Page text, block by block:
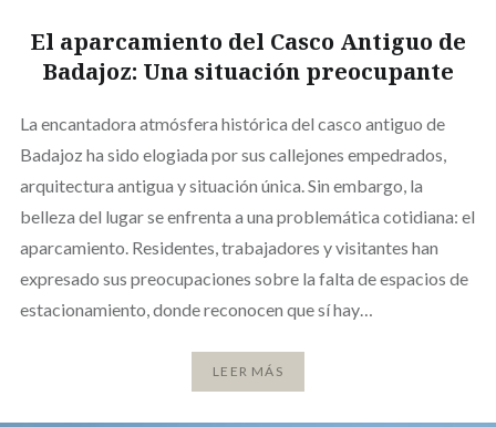
El aparcamiento del Casco Antiguo de
Badajoz: Una situación preocupante
La encantadora atmósfera histórica del casco antiguo de
Badajoz ha sido elogiada por sus callejones empedrados,
arquitectura antigua y situación única. Sin embargo, la
belleza del lugar se enfrenta a una problemática cotidiana: el
aparcamiento. Residentes, trabajadores y visitantes han
expresado sus preocupaciones sobre la falta de espacios de
estacionamiento, donde reconocen que sí hay…
LEER MÁS